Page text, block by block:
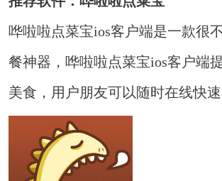
哗啦啦点菜宝ios客户端是一款很
餐神器，哗啦啦点菜宝ios客户端
美食，用户朋友可以随时在线快